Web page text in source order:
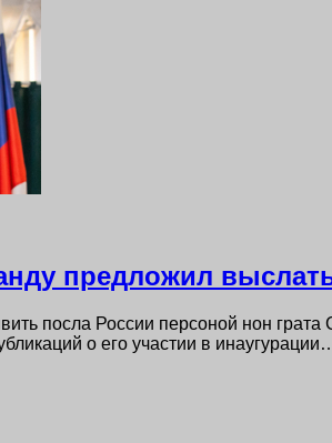
предложил
посла России персоной нон
о его участии в